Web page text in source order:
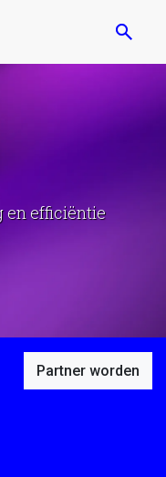
en efficiëntie
Partner worden